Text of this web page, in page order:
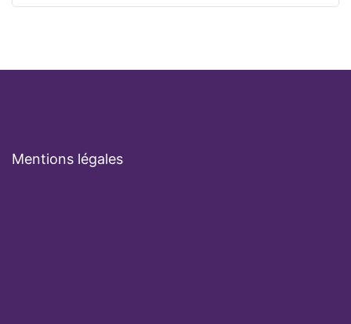
Mentions légales